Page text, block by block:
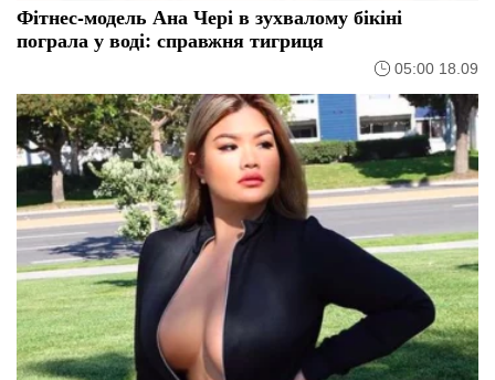
Фітнес-модель Ана Чері в зухвалому бікіні
пограла у воді: справжня тигриця
05:00 18.09